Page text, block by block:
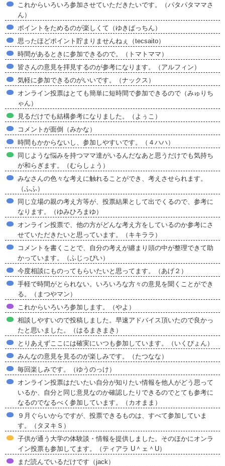
これからいろいろ参加させていただきたいです。（パタパタママさ
ん）
ポイントをためるのが楽しくて（ゆきぱっちん）
思ったほどポイント貯まりませんねぇ（tecsaito）
時間があるときに参加できるので。（トマトママ）
皆さんの意見を拝見するのが参考になります。（アルフィン）
気軽に参加できるのがいいです。（ナックス）
オンライン投票はとても簡単に短時間で参加できるので（みゅりち
ゃん）
見るだけでも結構参考になりました。（よぅこ）
コメントが面倒（みかな）
時間もかからないし、参加しやすいです。（４ハハ）
同じような悩みを持つママ達がいるんだなあと思うだけでも気持ち
が和らぎます。（むらしょう）
みなさんの色々な考えに触れることができ、考えさせられます。
（ふふ）
同じ立場の親の考え方等が、投票結果として出でくるので、参考に
なります。（ゆみひろまゆ）
オンライン投票で、他の方がどんな考え方をしているのか参考にさ
せていただきたいと思っています。（キキララ）
コメントを書くことで、自分の考えが纏まり頭の中が整理できて助
かっています。（ふじっぴい）
今度相談にものってもらいたいと思ってます。（あげ２）
手軽で時間がとられない。いろいろな方々の意見を聞くことができ
る。（まつやマン）
これからいろいろ参加します。（やよ）
相談しやすいので投稿しました。早速アドバイス頂いたので良かっ
たと思いました。（はるまきまき）
とりあえずここには確実にいつも参加しています。（いくぴょん）
みんなの意見を見るのが楽しみです。（たつなな）
毎回楽しみです。（ゆうのっけ）
オンライン投票はだいたい自分が知りたい情報を他人がどう思って
いるか、自分と同じ意見なのか確認したりできるのでとても参考に
なるのでなるべく参加しています。（カオまま）
９月ぐらいからですが、投票できるものは、すべて参加していま
す。（タヌキＳ）
子供が通う大学の体験談・情報を提供しました。そのほかにオンラ
イン投票も参加してます。（ティアラ U＾ェ＾U）
まだ読んでいるだけです（jack）